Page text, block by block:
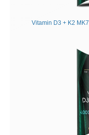
Vitamin D3 + K2